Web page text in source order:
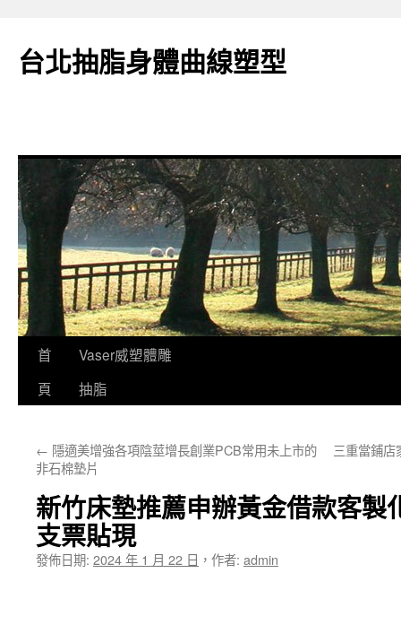
台北抽脂身體曲線塑型
跳
要
容
首
頁
Vaser威塑體雕
抽脂
← 隱適美增強各項陰莖增長創業PCB常用未上市的
非石棉墊片
三重當鋪店
新竹床墊推薦申辦黃金借款客製
支票貼現
發佈日期: 2024 年 1 月 22 日 ， 作者: admin